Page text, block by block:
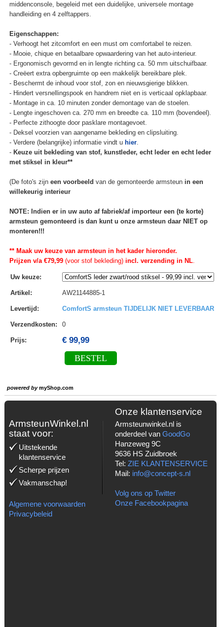
middenconsole, begeleid met een duidelijke, universele montage
handleiding en 4 zelftappers.
Eigenschappen:
- Verhoogt het zitcomfort en een must om comfortabel te reizen.
- Mooie, chique en betaalbare opwaardering van het auto-interieur.
- Ergonomisch gevormd en in lengte richting ca. 50 mm uitschuifbaar.
- Creëert extra opbergruimte op een makkelijk bereikbare plek.
- Beschermt de inhoud voor stof, zon en nieuwsgierige blikken.
- Hindert versnellingspook en handrem niet en is verticaal opklapbaar.
- Montage in ca. 10 minuten zonder demontage van de stoelen.
- Lengte ingeschoven ca. 270 mm en breedte ca. 110 mm (bovendeel).
- Perfecte zithoogte door pasklare montagevoet.
- Deksel voorzien van aangename bekleding en clipsluiting.
- Verdere (belangrijke) informatie vindt u hier.
- Keuze uit bekleding van stof, kunstleder, echt leder en echt leder
met stiksel in kleur**
(De foto's zijn een voorbeeld van de gemonteerde armsteun in een
willekeurig interieur
NOTE: Indien er in uw auto af fabriek/af importeur een (te korte)
armsteun gemonteerd is dan kunt u onze armsteun daar NIET op
monteren!!!
** Maak uw keuze van armsteun in het kader hieronder.
Prijzen v/a €79,99(voor stof bekleding)incl. verzending in NL.
Uw keuze:
Artikel : AW21144885-1
Levertijd : ComfortS armsteun TIJDELIJK NIET LEVERBAAR
Verzendkosten: 0
Prijs: € 99,99
BESTEL
powered bymyShop.com
ArmsteunWinkel.nl
staat voor:
Uitstekende
klantenservice
Scherpe prijzen
Vakmanschap!
Algemene voorwaarden
Privacybeleid
Onze klantenservice
Armsteunwinkel.nl is
onderdeel van GoodGo
Hanzeweg 9C
9636 HS Zuidbroek
Tel: ZIE KLANTENSERVICE
Mail: info@concept-s.nl
Volg ons op Twitter
Onze Facebookpagina